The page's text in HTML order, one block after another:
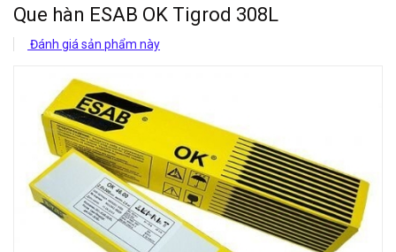
Que hàn ESAB OK Tigrod 308L
Đánh giá sản phẩm này